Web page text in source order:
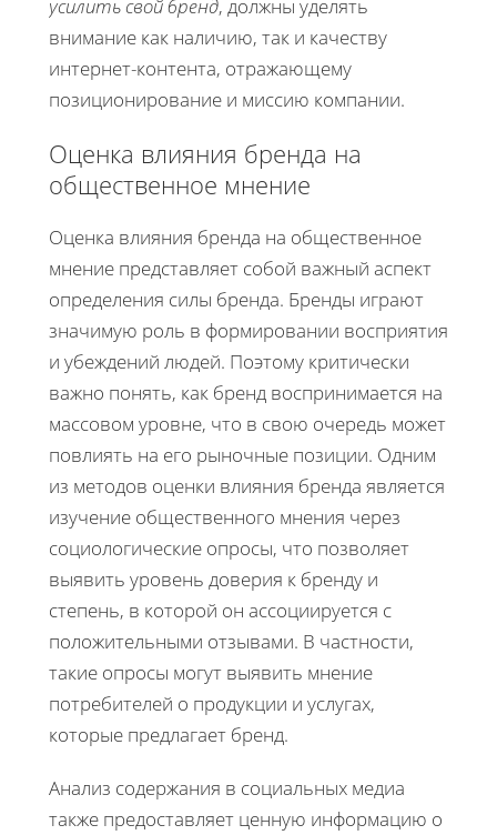
усилить свой бренд, должны уделять
внимание как наличию, так и качеству
интернет-контента, отражающему
позиционирование и миссию компании.
Оценка влияния бренда на
общественное мнение
Оценка влияния бренда на общественное
мнение представляет собой важный аспект
определения силы бренда. Бренды играют
значимую роль в формировании восприятия
и убеждений людей. Поэтому критически
важно понять, как бренд воспринимается на
массовом уровне, что в свою очередь может
повлиять на его рыночные позиции. Одним
из методов оценки влияния бренда является
изучение общественного мнения через
социологические опросы, что позволяет
выявить уровень доверия к бренду и
степень, в которой он ассоциируется с
положительными отзывами. В частности,
такие опросы могут выявить мнение
потребителей о продукции и услугах,
которые предлагает бренд.
Анализ содержания в социальных медиа
также предоставляет ценную информацию о